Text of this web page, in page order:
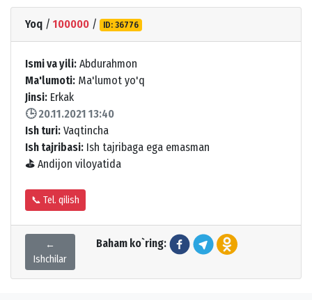
Yoq / 100000 / ID: 36776
Ismi va yili: Abdurahmon
Ma'lumoti: Ma'lumot yo'q
Jinsi: Erkak
🕒 20.11.2021 13:40
Ish turi: Vaqtincha
Ish tajribasi: Ish tajribaga ega emasman
⛳ Andijon viloyatida
📞 Tel. qilish
←
Ishchilar
Baham ko`ring: